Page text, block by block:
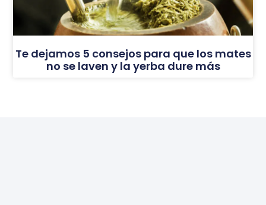
Te dejamos 5 consejos para que los mates
no se laven y la yerba dure más